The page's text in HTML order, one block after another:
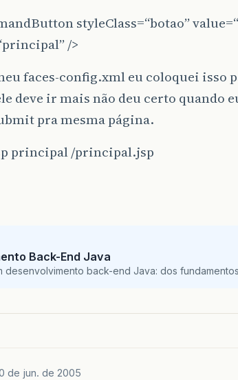
styleClass=“botao”
/>
faces-config.xml eu coloquei isso
deve ir mais não deu certo quando
pra mesma página.
principal /principal.jsp
Back-End Java
desenvolvimento back-end Java: dos
de jun. de 2005